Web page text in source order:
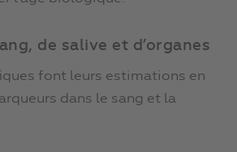
de salive et d’organes
font leurs estimations en
dans le sang et la